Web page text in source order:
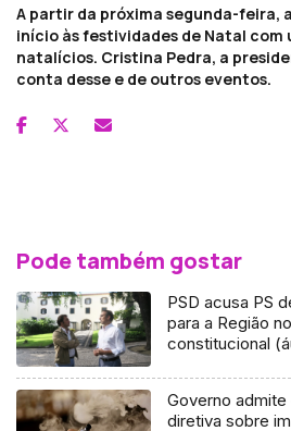
A partir da próxima segunda-feira,
início às festividades de Natal com
natalícios. Cristina Pedra, a
conta desse e de outros eventos.
Pode também gostar
PSD acusa PS
para a Região
constitucional
Governo
diretiva sobre